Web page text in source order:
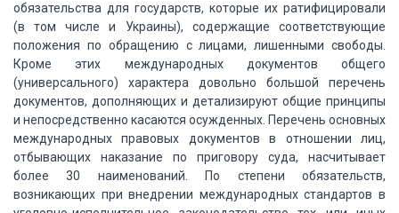
обязательства для государств, которые их ратифицировали
(в том числе и Украины), содержащие соответствующие
положения по обращению с лицами, лишенными свободы.
Кроме этих международных документов общего
(универсального) характера довольно большой перечень
документов, дополняющих и детализируют общие принципы
и непосредственно касаются осужденных. Перечень основных
международных правовых документов в отношении лиц,
отбывающих наказание по приговору суда, насчитывает
более 30 наименований. По степени обязательств,
возникающих при внедрении международныхстандартов в